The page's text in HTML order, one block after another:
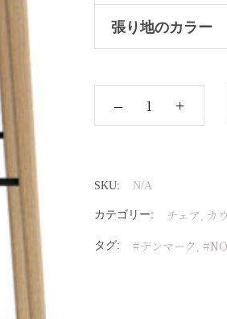
張り地のカラー
‒ +
SKU: N/A
カテゴリー: チェア , カ
タグ: #デンマーク ,